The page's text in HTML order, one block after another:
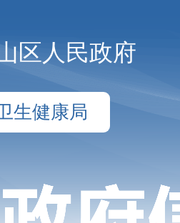
区人民政府
生健康局